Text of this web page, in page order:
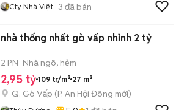
Cty Nhà Việt 3 đã bán
nhà thống nhất gò vấp nhỉnh 2 tỷ
2 PN Nhà ngõ, hẻm
2,95 tỷ 109 tr/m² 27 m²
Q. Gò Vấp (P. An Hội Đông mới)